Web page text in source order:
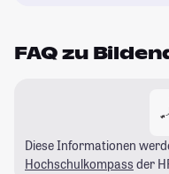
FAQ zu
Diese Informationen
Hochschulkompass der